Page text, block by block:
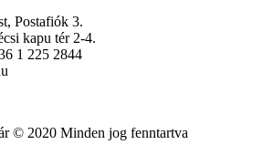
Postafiók 3.
kapu tér 2-4.
1 225 2844
© 2020 Minden jog fenntartva